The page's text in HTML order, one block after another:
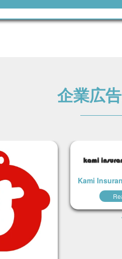
企業広
Kami